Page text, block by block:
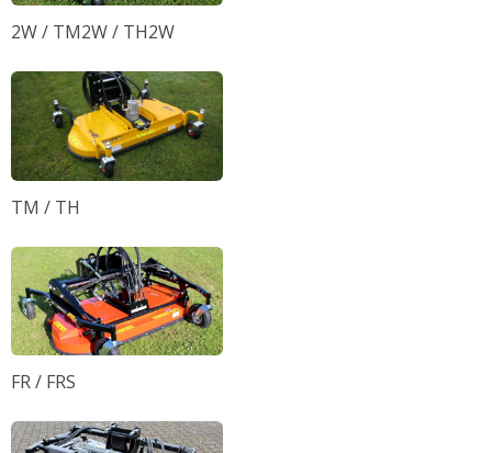
2W / TM2W / TH2W
TM / TH
FR / FRS